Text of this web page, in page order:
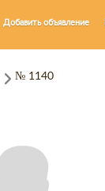
Добавить объявление
№ 1140